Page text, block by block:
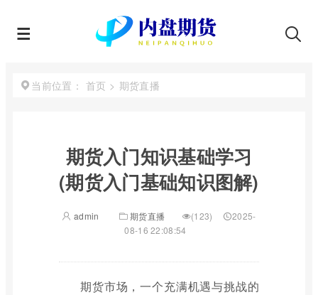
当前位置： 首页 > 期货直播
期货入门知识基础学习
(期货入门基础知识图解)
admin 期货直播 (123)
2025-
08-16 22:08:54
期货市场，一个充满机遇与挑战的